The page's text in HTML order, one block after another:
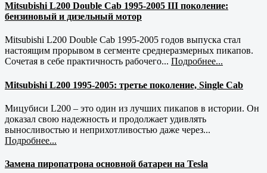
Mitsubishi L200 Double Cab 1995-2005 III поколение:
бензиновый и дизельный мотор
Mitsubishi L200 Double Cab 1995-2005 годов выпуска стал
настоящим прорывом в сегменте среднеразмерных пикапов.
Сочетая в себе практичность рабочего... Подробнее...
Mitsubishi L200 1995-2005: третье поколение, Single Cab
Мицубиси L200 – это один из лучших пикапов в истории. Он
доказал свою надежность и продолжает удивлять
выносливостью и неприхотливостью даже через...
Подробнее...
Замена пиропатрона основной батареи на Tesla